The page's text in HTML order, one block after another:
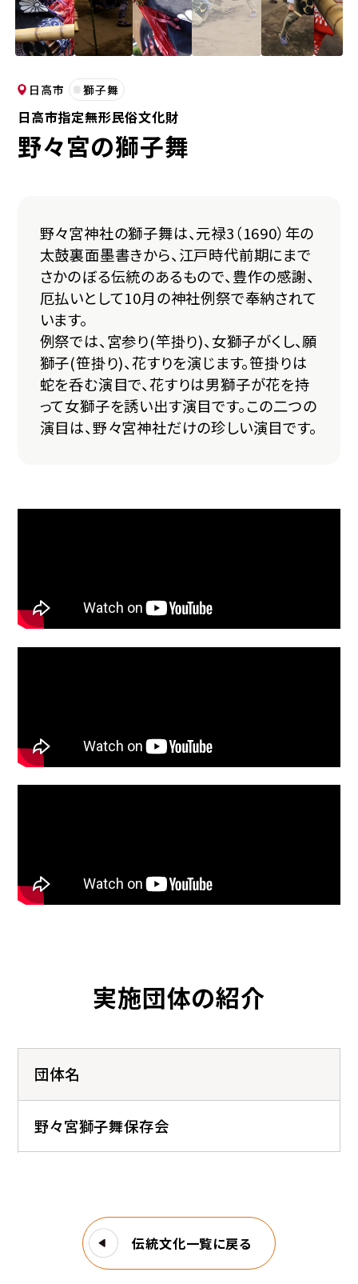
日高市 獅子舞
日高市指定無形民俗文化財
野々宮の獅子舞
野々宮神社の獅子舞は、元禄3（1690）年の
太鼓裏面墨書きから、江戸時代前期にまで
さかのぼる伝統のあるもので、豊作の感謝、
厄払いとして10月の神社例祭で奉納されて
います。
例祭では、宮参り(竿掛り)、女獅子がくし、願
獅子(笹掛り)、花すりを演じます。笹掛りは
蛇を呑む演目で、花すりは男獅子が花を持
って女獅子を誘い出す演目です。この二つの
演目は、野々宮神社だけの珍しい演目です。
実施団体の紹介
団体名
野々宮獅子舞保存会
伝統文化一覧に戻る